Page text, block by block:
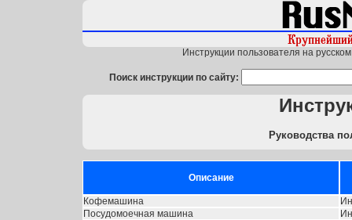
Инструкции пользователя на
Поиск инструкции по сайту:
Руководства
Описание
Кофемашина
Посудомоечная машина